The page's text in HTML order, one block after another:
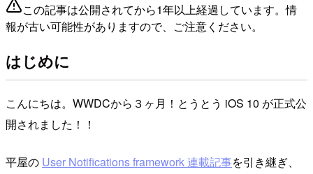
この記事は公開されてから1年以上経過しています。情
報が古い可能性がありますので、ご注意ください。
はじめに
こんにちは。WWDCから３ヶ月！とうとう iOS 10 が正式公
開されました！！
平屋の User Notifications framework 連載記事を引き継ぎ、